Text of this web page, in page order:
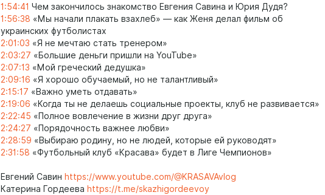
1:54:41 Чем закончилось знакомство Евгения Савина и Юрия Дудя?
1:56:38 «Мы начали плакать взахлеб» — как Женя делал фильм об
украинских футболистах
2:01:03 «Я не мечтаю стать тренером»
2:03:27 «Большие деньги пришли на YouTube»
2:07:13 «Мой греческий дедушка»
2:09:16 «Я хорошо обучаемый, но не талантливый»
2:15:17 «Важно уметь отдавать»
2:19:06 «Когда ты не делаешь социальные проекты, клуб не развивается»
2:22:45 «Полное вовлечение в жизни друг друга»
2:24:27 «Порядочность важнее любви»
2:28:59 «Выбираю родину, но не людей, которые ей руководят»
2:31:58 «Футбольный клуб «Красава» будет в Лиге Чемпионов»
Евгений Савин https://www.youtube.com/@KRASAVAvlog
Катерина Гордеева https://t.me/skazhigordeevoy